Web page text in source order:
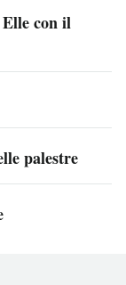
Elle con il
palestre